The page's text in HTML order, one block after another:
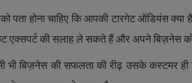
पता होना चाहिए कि आपकी टारगेट ऑडियंस
एक्सपर्ट की सलाह ले सकते हैं और अपने बिज़नेस
भी बिज़नेस की सफलता की रीढ़ उसके कस्टमर